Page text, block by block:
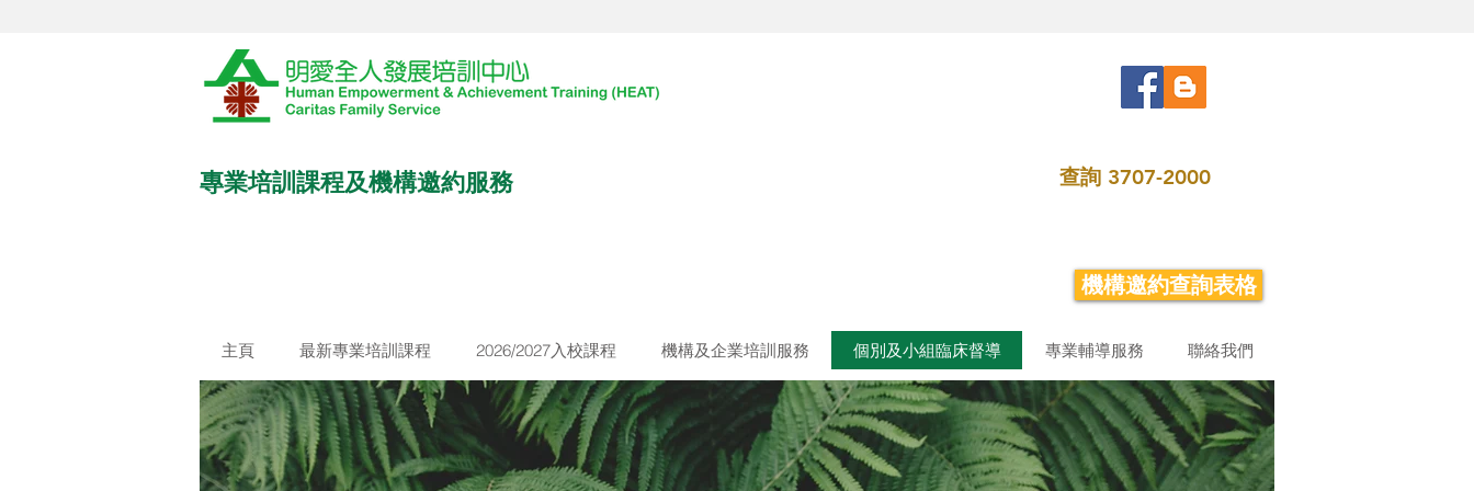
專業培訓課程及機構邀約服務 查詢 3707-2000
機構邀約查詢表格
主頁 最新專業培訓課程 2026/2027入校課程 機構及企業培訓服務 個別及小組臨床督導 專業輔導服務 聯絡我們